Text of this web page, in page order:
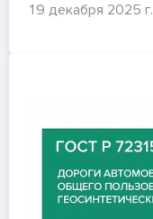
19 декабря 2025 г.